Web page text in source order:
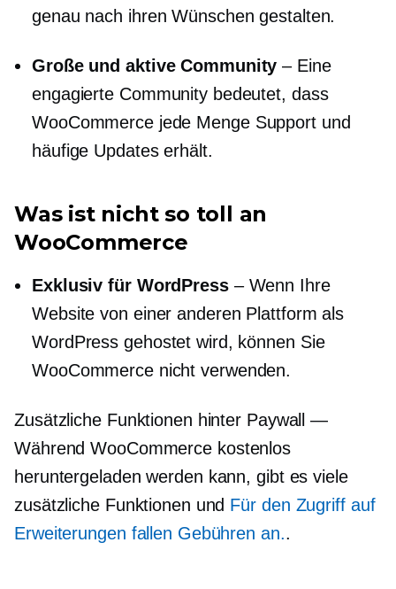
genau nach ihren Wünschen gestalten.
Große und aktive Community – Eine
engagierte Community bedeutet, dass
WooCommerce jede Menge Support und
häufige Updates erhält.
Was ist nicht so toll an
WooCommerce
Exklusiv für WordPress– Wenn Ihre
Website von einer anderen Plattform als
WordPress gehostet wird, können Sie
WooCommerce nicht verwenden.
Zusätzliche Funktionen hinter Paywall —
Während WooCommerce kostenlos
heruntergeladen werden kann, gibt es viele
zusätzliche Funktionen und Für den Zugriff auf
Erweiterungen fallen Gebühren an..